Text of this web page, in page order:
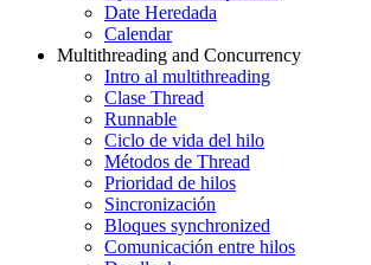
Date Heredada
Calendar
Multithreading and Concurrency
Intro al multithreading
Clase Thread
Runnable
Ciclo de vida del hilo
Métodos de Thread
Prioridad de hilos
Sincronización
Bloques synchronized
Comunicación entre hilos